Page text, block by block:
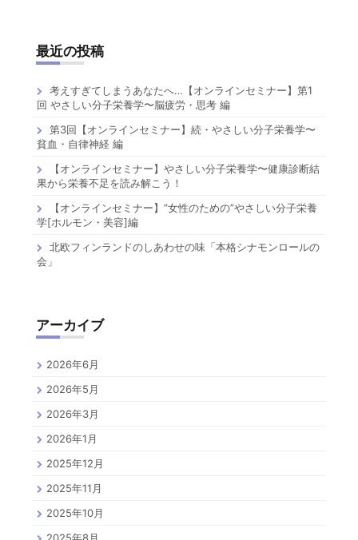
最近の投稿
考えすぎてしまうあなたへ…【オンラインセミナー】第1
回 やさしい分子栄養学〜脳疲労・思考 編
第3回【オンラインセミナー】続・やさしい分子栄養学〜
貧血・自律神経 編
【オンラインセミナー】やさしい分子栄養学〜健康診断結
果から栄養不足を読み解こう！
【オンラインセミナー】”女性のための”やさしい分子栄養
学[ホルモン・美容]編
北欧フィンランドのしあわせの味「本格シナモンロールの
会」
アーカイブ
2026年6月
2026年5月
2026年3月
2026年1月
2025年12月
2025年11月
2025年10月